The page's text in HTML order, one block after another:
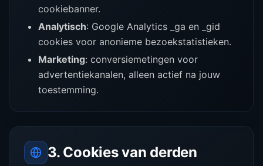
cookiebanner.
Analytisch: Google Analytics _ga en _gid
cookies voor anonieme bezoekstatistieken.
Marketing: conversiemetingen voor
advertentiekanalen, alleen actief na jouw
toestemming.
3. Cookies van derden